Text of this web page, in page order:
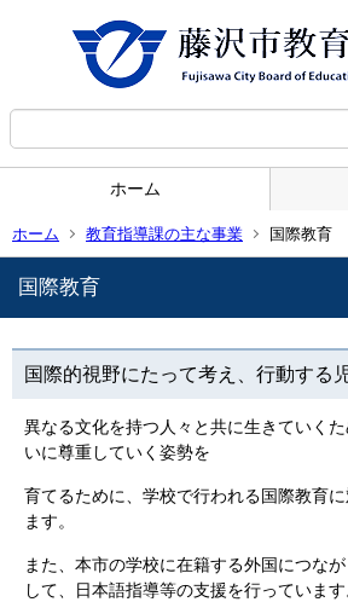
ホーム
ホーム 教育指導課の主な事業 国際教育
国際教育
国際的視野にたって考え、行動する
異なる文化を持つ人々と共に生きていく
いに尊重していく姿勢を
育てるために、学校で行われる国際教育
ます。
また、本市の学校に在籍する外国につな
して、日本語指導等の支援を行っています